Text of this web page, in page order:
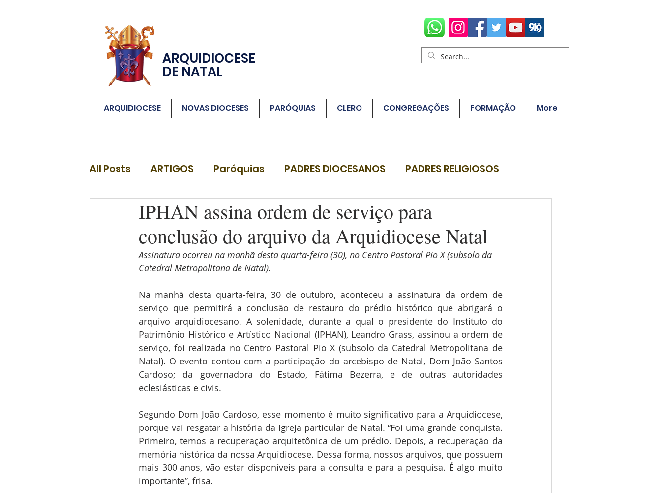
ARQUIDIOCESE
DE NATAL
ARQUIDIOCESE NOVAS DIOCESES PARÓQUIAS CLERO CONGREGAÇÕES FORMAÇÃO More
All Posts ARTIGOS Paróquias PADRES DIOCESANOS PADRES RELIGIOSOS
DIÁCONOSIPHAN assina ordem de serviço para
conclusão do arquivo da Arquidiocese Natal
Assinatura ocorreu na manhã desta quarta-feira (30), no Centro Pastoral Pio X (subsolo da
Catedral Metropolitana de Natal).
Na manhã desta quarta-feira, 30 de outubro, aconteceu a assinatura da ordem de
serviço que permitirá a conclusão de restauro do prédio histórico que abrigará o
arquivo arquidiocesano. A solenidade, durante a qual o presidente do Instituto do
Patrimônio Histórico e Artístico Nacional (IPHAN), Leandro Grass, assinou a ordem de
serviço, foi realizada no Centro Pastoral Pio X (subsolo da Catedral Metropolitana de
Natal). O evento contou com a participação do arcebispo de Natal, Dom João Santos
Cardoso; da governadora do Estado, Fátima Bezerra, e de outras autoridades
eclesiásticas e civis.
Segundo Dom João Cardoso, esse momento é muito significativo para a Arquidiocese,
porque vai resgatar a história da Igreja particular de Natal. “Foi uma grande conquista.
Primeiro, temos a recuperação arquitetônica de um prédio. Depois, a recuperação da
memória histórica da nossa Arquidiocese. Dessa forma, nossos arquivos, que possuem
mais 300 anos, vão estar disponíveis para a consulta e para a pesquisa. É algo muito
importante”, frisa.